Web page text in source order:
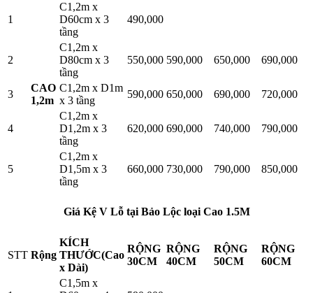
1
CAO
1,2m
C1,2m x
D60cm x 3
tầng
490,000
2
C1,2m x
D80cm x 3
tầng
550,000 590,000 650,000 690,000
3
C1,2m x D1m
x 3 tầng
590,000 650,000 690,000 720,000
4
C1,2m x
D1,2m x 3
tầng
620,000 690,000 740,000 790,000
5
C1,2m x
D1,5m x 3
tầng
660,000 730,000 790,000 850,000
Giá Kệ V Lỗ tại Bảo Lộc loại Cao 1.5M
STT Rộng
KÍCH
THƯỚC(Cao
x Dài)
RỘNG
30CM
RỘNG
40CM
RỘNG
50CM
RỘNG
60CM
C1,5m x